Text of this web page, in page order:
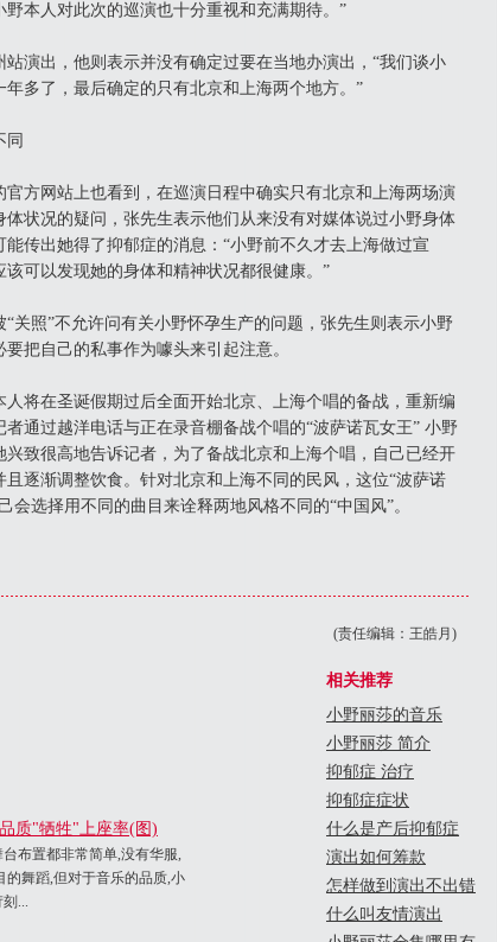
本人对此次的巡演也十分重视和充满期待。”
出，他则表示并没有确定过要在当地办演出，“我们谈小
年多了，最后确定的只有北京和上海两个地方。”
网站上也看到，在巡演日程中确实只有北京和上海两场演
体状况的疑问，张先生表示他们从来没有对媒体说过小野身体
传出她得了抑郁症的消息：“小野前不久才去上海做过宣
可以发现她的身体和精神状况都很健康。”
照”不允许问有关小野怀孕生产的问题，张先生则表示小野
把自己的私事作为噱头来引起注意。
在圣诞假期过后全面开始北京、上海个唱的备战，重新编
通过越洋电话与正在录音棚备战个唱的“波萨诺瓦女王” 小野
兴致很高地告诉记者，为了备战北京和上海个唱，自己已经开
且逐渐调整饮食。针对北京和上海不同的民风，这位“波萨诺
会选择用不同的曲目来诠释两地风格不同的“中国风”。
(责任编辑：王皓月)
质"牺牲"上座率(图)
布置都非常简单,没有华服,
的舞蹈,但对于音乐的品质,小
...
相关推荐
小野丽莎的音乐
小野丽莎 简介
抑郁症 治疗
抑郁症症状
什么是产后抑郁症
演出如何筹款
怎样做到演出不出错
什么叫友情演出